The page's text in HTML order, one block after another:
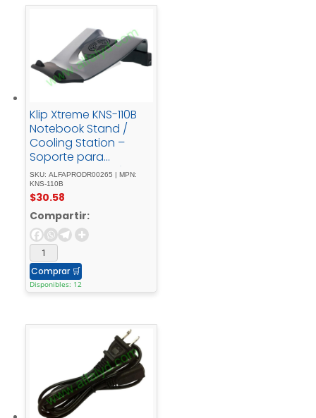
Klip Xtreme KNS-110B
Notebook Stand /
Cooling Station –
Soporte para
ordenador portátil –
con concentrador
USB de 4 puertos,
ventilador de
refrigeración -
17"negro
SKU: ALFAPRODR00265 | MPN:
KNS-110B
$30.58
Compartir:
Comprar 🛒
Disponibles: 12